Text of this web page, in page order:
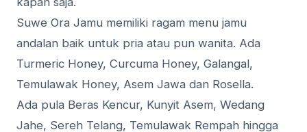
Suwe Ora Jamu memiliki ragam menu jamu
andalan baik untuk pria atau pun wanita. Ada
Turmeric Honey, Curcuma Honey, Galangal,
Temulawak Honey, Asem Jawa dan Rosella.
Ada pula Beras Kencur, Kunyit Asem, Wedang
Jahe, Sereh Telang, Temulawak Rempah hingga